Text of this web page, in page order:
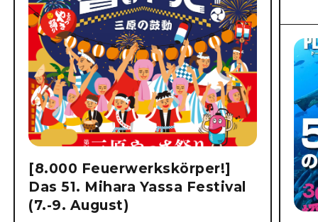
[8.000 Feuerwerkskörper!]
Das 51. Mihara Yassa Festival
(7.-9. August)